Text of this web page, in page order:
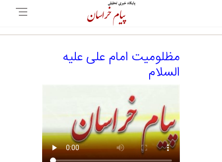
مظلومیت امام علی علیه
السلام